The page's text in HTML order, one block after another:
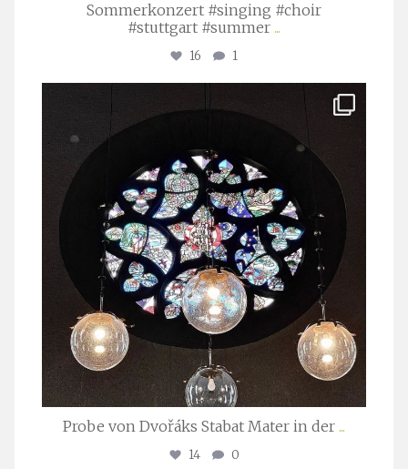
Sommerkonzert #singing #choir
#stuttgart #summer ...
16 1
Apr. 1
Probe von Dvořáks Stabat Mater in der ...
14 0